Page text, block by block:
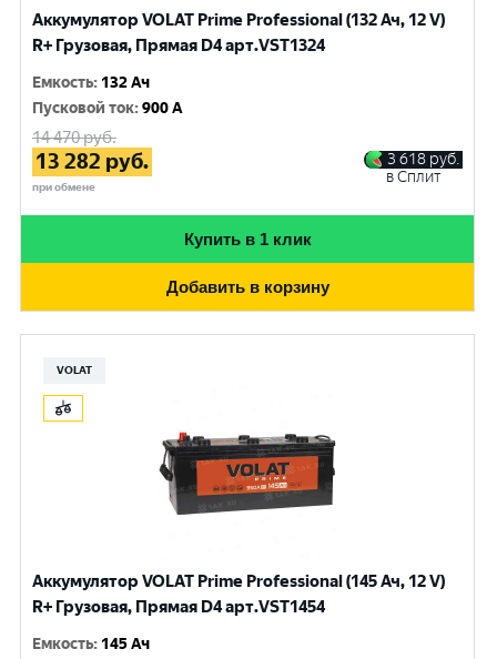
Аккумулятор VOLAT Prime Professional (132 Ач, 12 V)
R+ Грузовая, Прямая D4 арт.VST1324
Емкость: 132 Ач
Пусковой ток:900 A
14 470руб.
13 282 руб.
при обмене
3 618 руб.
в Сплит
Купить в 1 клик
Добавить в корзину
VOLAT
Аккумулятор VOLAT Prime Professional (145 Ач, 12 V)
R+ Грузовая, Прямая D4 арт.VST1454
Емкость: 145 Ач